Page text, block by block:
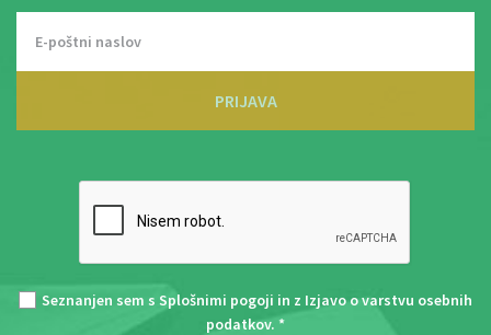
PRIJAVA
Seznanjen sem s Splošnimi pogoji in z Izjavo o varstvu osebnih
podatkov. *